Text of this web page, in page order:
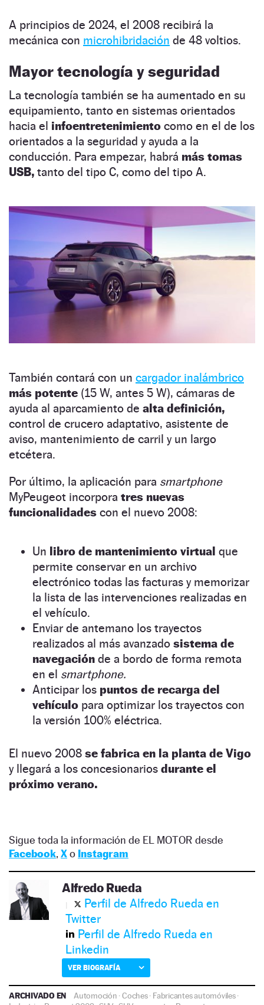
A principios de 2024, el 2008 recibirá la
mecánica con microhibridación de 48 voltios.
Mayor tecnología y seguridad
La tecnología también se ha aumentado en su
equipamiento, tanto en sistemas orientados
hacia el infoentretenimiento como en el de los
orientados a la seguridad y ayuda a la
conducción. Para empezar, habrá más tomas
USB, tanto del tipo C, como del tipo A.
También contará con un cargador inalámbrico
más potente (15 W, antes 5 W), cámaras de
ayuda al aparcamiento de alta definición,
control de crucero adaptativo, asistente de
aviso, mantenimiento de carril y un largo
etcétera.
Por último, la aplicación para smartphone
MyPeugeot incorpora tres nuevas
funcionalidades con el nuevo 2008:
Un libro de mantenimiento virtual que
permite conservar en un archivo
electrónico todas las facturas y memorizar
la lista de las intervenciones realizadas en
el vehículo.
Enviar de antemano los trayectos
realizados al más avanzado sistema de
navegación de a bordo de forma remota
en el smartphone.
Anticipar los puntos de recarga del
vehículo para optimizar los trayectos con
la versión 100% eléctrica.
El nuevo 2008 se fabrica en la planta de Vigo
y llegará a los concesionarios durante el
próximo verano.
Sigue toda la información de EL MOTOR desde
Facebook, Xo Instagram
Alfredo Rueda
Perfil de Alfredo Rueda en
Twitter
Perfil de Alfredo Rueda en
Linkedin
VER BIOGRAFÍA
ARCHIVADO EN Automoción ·Coches· Fabricantes automóviles·